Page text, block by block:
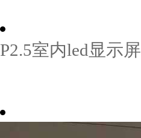
P2.5室内led显示屏